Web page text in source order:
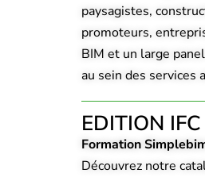
paysagistes,
promoteurs,
BIM et un large
au sein des services
EDITION
Formation
Découvrez notre